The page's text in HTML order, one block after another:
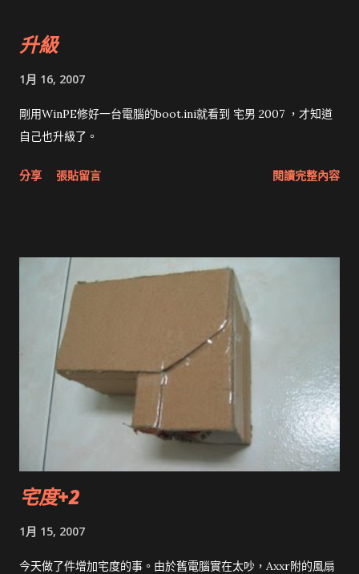
升級
1月 16, 2007
剛用WinPE修好一台電腦的boot.ini就看到 宅男 2007 ，才知道
自己也升級了。
分享 張貼留言 閱讀完整內容
宅度+2
1月 15, 2007
今天做了件增加宅度的事。由於舊電腦實在太吵，Axxr附的風扇